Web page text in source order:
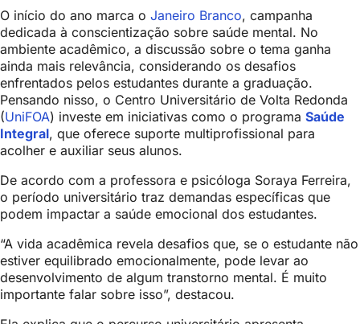
O início do ano marca o Janeiro Branco, campanha
dedicada à conscientização sobre saúde mental. No
ambiente acadêmico, a discussão sobre o tema ganha
ainda mais relevância, considerando os desafios
enfrentados pelos estudantes durante a graduação.
Pensando nisso, o Centro Universitário de Volta Redonda
(UniFOA) investe em iniciativas como o programa Saúde
Integral, que oferece suporte multiprofissional para
acolher e auxiliar seus alunos.
De acordo com a professora e psicóloga Soraya Ferreira,
o período universitário traz demandas específicas que
podem impactar a saúde emocional dos estudantes.
“A vida acadêmica revela desafios que, se o estudante não
estiver equilibrado emocionalmente, pode levar ao
desenvolvimento de algum transtorno mental. É muito
importante falar sobre isso”, destacou.